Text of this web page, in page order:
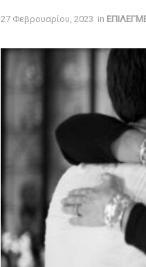
27 Φεβρουαρίου, 2023 in